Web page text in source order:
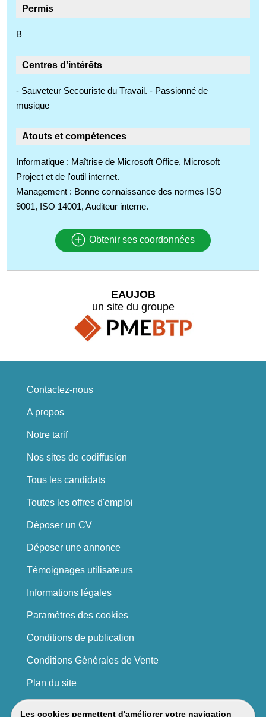
Permis
B
Centres d'intérêts
- Sauveteur Secouriste du Travail. - Passionné de
musique
Atouts et compétences
Informatique : Maîtrise de Microsoft Office, Microsoft
Project et de l'outil internet.
Management : Bonne connaissance des normes ISO
9001, ISO 14001, Auditeur interne.
Obtenir ses coordonnées
Les cookies permettent d'améliorer votre navigation
EAUJOB
un site du groupe
Contactez-nous
A propos
Notre tarif
Nos sites de codiffusion
Tous les candidats
Toutes les offres d'emploi
Déposer un CV
Déposer une annonce
Témoignages utilisateurs
Informations légales
Paramètres des cookies
Conditions de publication
Conditions Générales de Vente
Plan du site